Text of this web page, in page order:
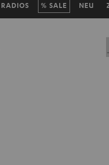
RADIOS SALE NEU